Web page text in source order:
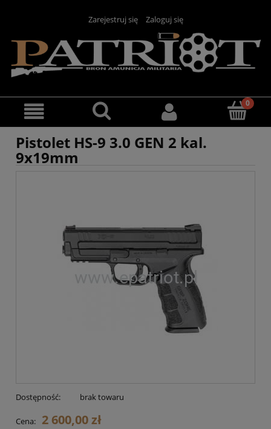
Zarejestruj się Zaloguj się
Pistolet HS-9 3.0 GEN 2 kal.
9x19mm
Dostępność: brak towaru
Cena: 2 600,00 zł